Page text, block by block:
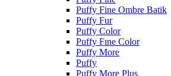
Puffy Fine Ombre Batik
Puffy Fur
Puffy Color
Puffy Fıne Color
Puffy More
Puffy
Puffy More Plus